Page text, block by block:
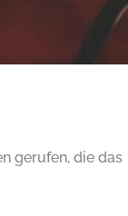
gerufen, die das